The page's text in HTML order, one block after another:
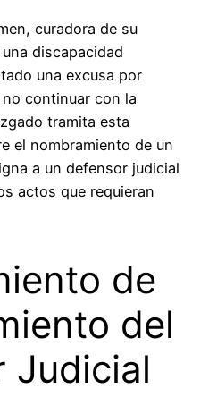
curadora de su
discapacidad
una excusa por
continuar con la
tramita esta
el nombramiento de un
a un defensor judicial
actos que requieran
de
del
Judicial